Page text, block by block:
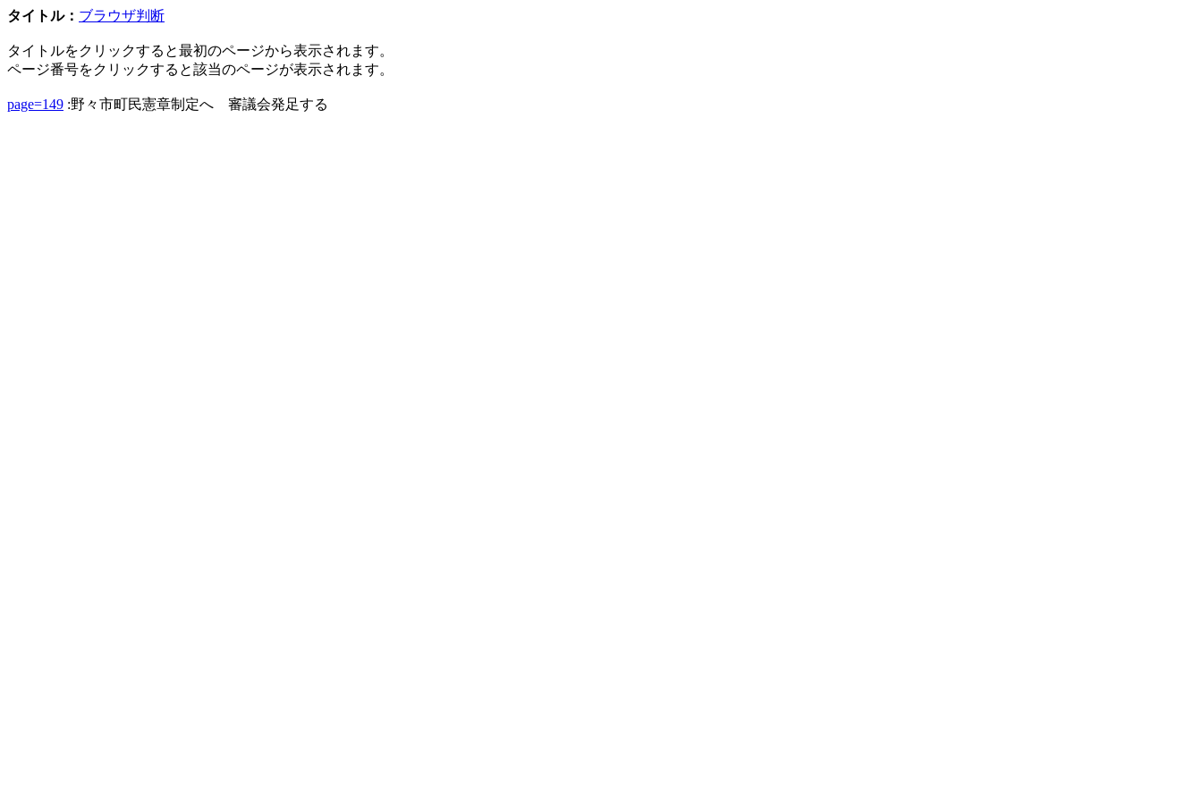
タイトル： ブラウザ判断
タイトルをクリックすると最初のページから表示されます。
ページ番号をクリックすると該当のページが表示されます。
page=149 :野々市町民憲章制定へ 審議会発足する